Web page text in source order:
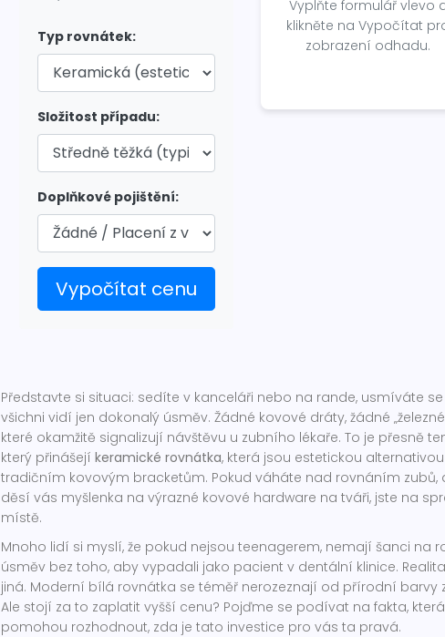
Typ rovnátek:
Složitost případu:
Doplňkové pojištění:
Vypočítat cenu
Vyplňte formulář vlevo
klikněte na Vypočítat
zobrazení odhadu.
Představte si situaci: sedíte v kanceláři nebo na rande, usmíváte
všichni vidí jen dokonalý úsměv. Žádné kovové dráty, žádné „železné
které okamžitě signalizují návštěvu u zubního lékaře. To je přesně
který přinášejí keramické rovnátka, která jsou estetickou alternativou
tradičním kovovým bracketům. Pokud váháte nad rovnáním zubů,
děsí vás myšlenka na výrazné kovové hardware na tváři, jste na
místě.
Mnoho lidí si myslí, že pokud nejsou teenagerem, nemají šanci na
úsměv bez toho, aby vypadali jako pacient v dentální klinice.
jiná. Moderní bílá rovnátka se téměř nerozeznají od přírodní barvy
Ale stojí za to zaplatit vyšší cenu? Pojďme se podívat na fakta,
pomohou rozhodnout, zda je tato investice pro vás ta pravá.